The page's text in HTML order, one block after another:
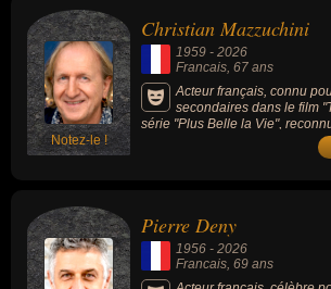
Notez-le !
Christian Mazzuchini
1959 - 2026
Francais, 67 ans
Acteur français, connu
secondaires dans le film
série "Plus Belle la Vie",
seuls-en-scène satiriques et
décalées, notamment à travers
des spectacles inspirés des
psychiatre François Tosquelles.
Pierre Deny
1956 - 2026
Francais , 69 ans